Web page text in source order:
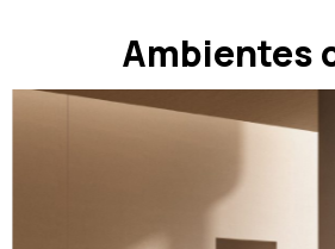
Ambientes